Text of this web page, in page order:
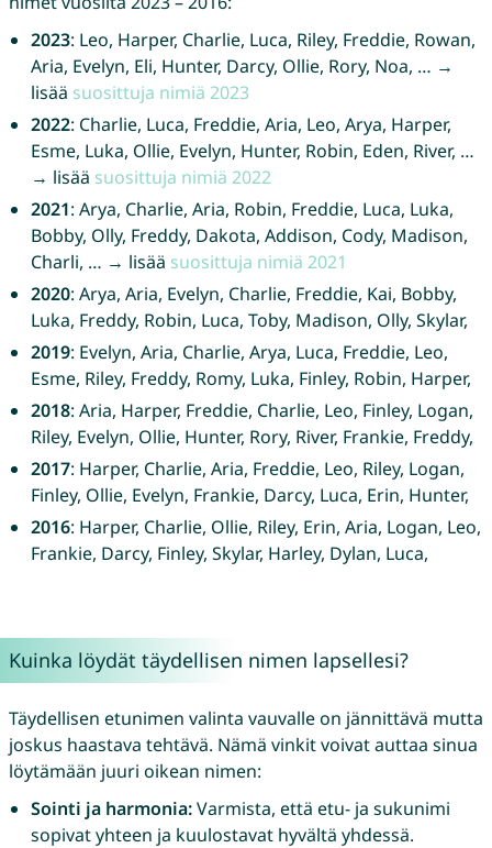
2023: Leo, Harper, Charlie, Luca, Riley, Freddie, Rowan,
Aria, Evelyn, Eli, Hunter, Darcy, Ollie, Rory, Noa, … →
lisää suosittuja nimiä 2023
2022: Charlie, Luca, Freddie, Aria, Leo, Arya, Harper,
Esme, Luka, Ollie, Evelyn, Hunter, Robin, Eden, River, …
→ lisää suosittuja nimiä 2022
2021: Arya, Charlie, Aria, Robin, Freddie, Luca, Luka,
Bobby, Olly, Freddy, Dakota, Addison, Cody, Madison,
Charli, … → lisää suosittuja nimiä 2021
2020: Arya, Aria, Evelyn, Charlie, Freddie, Kai, Bobby,
Luka, Freddy, Robin, Luca, Toby, Madison, Olly, Skylar,
2019: Evelyn, Aria, Charlie, Arya, Luca, Freddie, Leo,
Esme, Riley, Freddy, Romy, Luka, Finley, Robin, Harper,
2018: Aria, Harper, Freddie, Charlie, Leo, Finley, Logan,
Riley, Evelyn, Ollie, Hunter, Rory, River, Frankie, Freddy,
2017: Harper, Charlie, Aria, Freddie, Leo, Riley, Logan,
Finley, Ollie, Evelyn, Frankie, Darcy, Luca, Erin, Hunter,
2016: Harper, Charlie, Ollie, Riley, Erin, Aria, Logan, Leo,
Frankie, Darcy, Finley, Skylar, Harley, Dylan, Luca,
Kuinka löydät täydellisen nimen lapsellesi?
Täydellisen etunimen valinta vauvalle on jännittävä mutta
joskus haastava tehtävä. Nämä vinkit voivat auttaa sinua
löytämään juuri oikean nimen:
Sointi ja harmonia:Varmista, että etu- ja sukunimi
sopivat yhteen ja kuulostavat hyvältä yhdessä.